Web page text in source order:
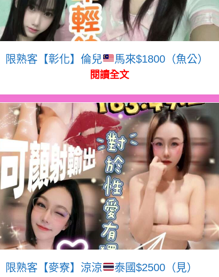
限熟客【彰化】倫兒 馬來$1800（魚公）
閱讀全文
限熟客【麥寮】涼涼 泰國$2500（見）